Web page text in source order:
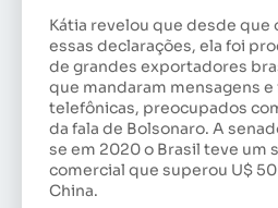
Kátia revelou que desde que
essas declarações, ela foi
de grandes exportadores
que mandaram mensagens
telefônicas, preocupados
da fala de Bolsonaro. A
se em 2020 o Brasil teve um
comercial que superou U$
China.